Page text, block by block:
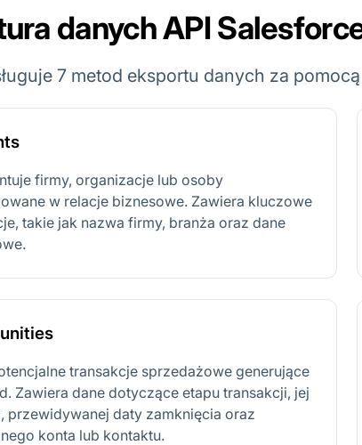
danych API
7 metod eksportu danych za
firmy, organizacje lub osoby
w relacje biznesowe. Zawiera kluczowe
takie jak nazwa firmy, branża oraz dane
transakcje sprzedażowe generujące
Zawiera dane dotyczące etapu transakcji, jej
przewidywanej daty zamknięcia oraz
konta lub kontaktu.